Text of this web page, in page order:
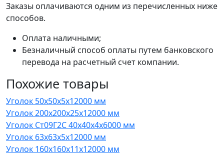
Заказы оплачиваются одним из перечисленных ниже
способов.
Оплата наличными;
Безналичный способ оплаты путем банковского
перевода на расчетный счет компании.
Похожие товары
Уголок 50x50x5x12000 мм
Уголок 200x200x25x12000 мм
Уголок Ст09Г2С 40x40x4x6000 мм
Уголок 63x63x5x12000 мм
Уголок 160x160x11x12000 мм